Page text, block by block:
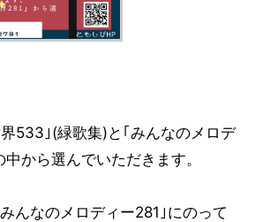
533｣(緑歌集)と｢みんなのメロデ
から選んでいただきます。
んなのメロディー281｣にのって